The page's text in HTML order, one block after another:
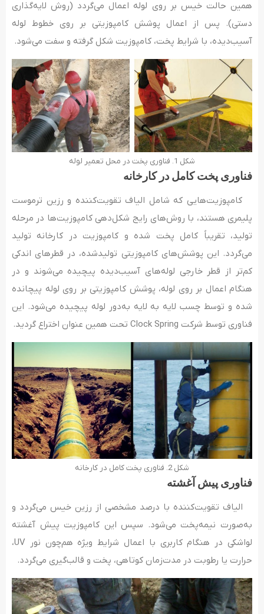
همین حالت خیس بر روی لوله اعمال می‌گردد (روش لایه‌گذاری
دستی). پس از اعمال پوشش کامپوزیتی بر روی خطوط لوله
آسیب‌دیده، با شرایط پخت، کامپوزیت شکل گرفته و سفت می‌شود.
شکل 1. فناوری پخت در محل تعمیر لوله
فناوری پخت کامل در کارخانه
کامپوزیت‌هایی که شامل الیاف تقویت‌کننده و رزین ترموست
پلیمری هستند، با روش‌های رایج شکل­‌دهی کامپوزیت­‌ها در مرحله
تولید، تقریباً کامل پخت شده و کامپوزیت در کارخانه تولید
می‌گردد. این پوشش‌های کامپوزیتی تولیدشده، در قطرهای اندکی
کم‌تر از قطر خارجی لوله­‌های آسیب‌دیده پیچیده می‌شوند و در
هنگام اعمال بر روی لوله، پوشش کامپوزیتی بر روی لوله پیچانده
شده و توسط چسب لایه‌ به‌ لایه به‌دور لوله پیچیده می­‌شود. این
فناوری توسط شرکت Clock Spring تحت همین عنوان اختراع گردید.
شکل 2. فناوری پخت کامل در کارخانه
فناوری پیش­ آغشته
الیاف تقویت‌کننده با درصد مشخصی از رزین خیس می­‌گردد و
به‌صورت نیمه‌پخت می‌شود. سپس این کامپوزیت پیش آغشته
لواشکی در هنگام کاربری با اعمال شرایط ویژه هم‌چون نور UV،
حرارت یا رطوبت در مدت‌زمان کوتاهی، پخت و قالب‌گیری می‌گردد.